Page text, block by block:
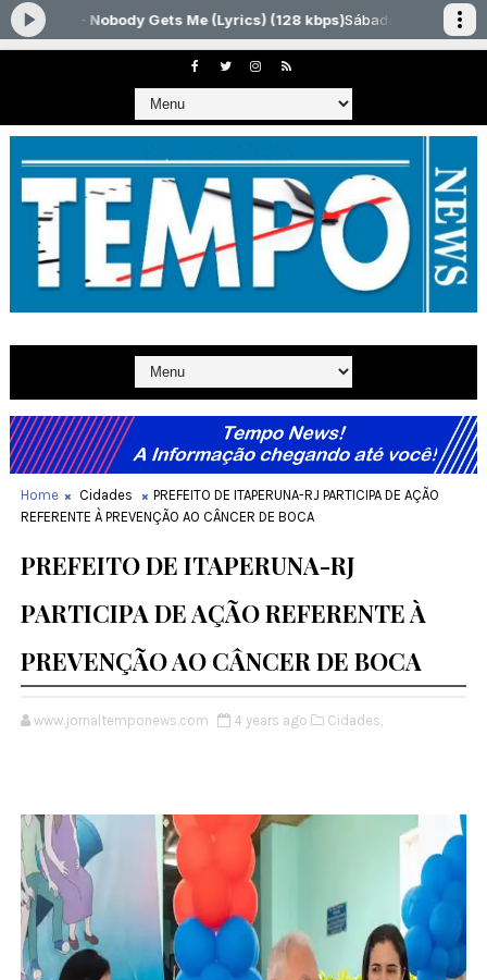
Home Cidades
PREFEITO DE ITAPERUNA-RJ PARTICIPA DE AÇÃO
REFERENTE À PREVENÇÃO AO CÂNCER DE BOCA
PREFEITO DE ITAPERUNA-RJ
PARTICIPA DE AÇÃO REFERENTE À
PREVENÇÃO AO CÂNCER DE BOCA
www.jornaltemponews.com 4 years ago Cidades,